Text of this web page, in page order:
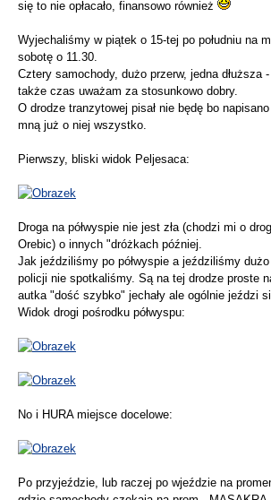
się to nie opłacało, finansowo również
Wyjechaliśmy w piątek o 15-tej po południu na
sobotę o 11.30.
Cztery samochody, dużo przerw, jedna dłuższa
także czas uważam za stosunkowo dobry.
O drodze tranzytowej pisał nie będę bo
mną już o niej wszystko.
Pierwszy, bliski widok Peljesaca:
Droga na półwyspie nie jest zła (chodzi mi o
Orebic) o innych "dróżkach później.
Jak jeździliśmy po półwyspie a jeździliśmy dużo
policji nie spotkaliśmy. Są na tej drodze proste
autka "dość szybko" jechały ale ogólnie jeździ
Widok drogi pośrodku półwyspu:
No i HURA miejsce docelowe:
Po przyjeździe, lub raczej po wjeździe na